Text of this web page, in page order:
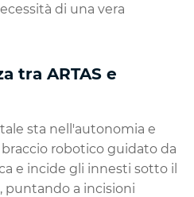
di una vera
tra ARTAS e
sta nell'autonomia e
braccio robotico guidato da
e incide gli innesti sotto il
puntando a incisioni